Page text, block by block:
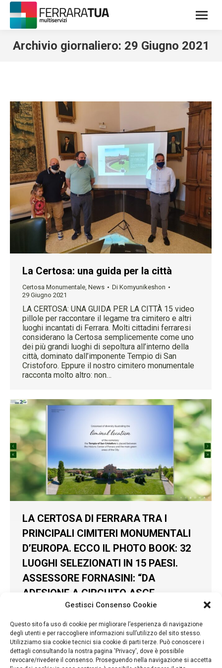
Gestisci Consenso Cookie
Questo sito fa uso di cookie per migliorare l’esperienza di navigazione
degli utenti e per raccogliere informazioni sull’utilizzo del sito stesso.
Utilizziamo sia cookie tecnici sia cookie di parti terze. Può conoscere i
dettagli consultando la nostra pagina 'Privacy', dove è possibile
revocare/rivedere il consenso. Proseguendo nella navigazione si accetta
Archivio giornaliero: 29 Giugno 2021
La Certosa: una guida per la città
Certosa Monumentale News Di Komyunikeshon
29 Giugno 2021
LA CERTOSA: UNA GUIDA PER LA CITTÀ 15 video
pillole per raccontare il legame tra cimitero e altri
luoghi incantati di Ferrara. Molti cittadini ferraresi
considerano la Certosa semplicemente come uno
dei più grandi luoghi di sepoltura all’interno della
città, dominato dall’imponente Tempio di San
Cristoforo. Eppure il nostro cimitero monumentale
racconta molto altro: non…
LA CERTOSA DI FERRARA TRA I
PRINCIPALI CIMITERI MONUMENTALI
D’EUROPA. ECCO IL PHOTO BOOK: 32
LUOGHI SELEZIONATI IN 15 PAESI.
ASSESSORE FORNASINI: “DA
ADESIONE A CIRCUITO ASCE
POTENZIALITÀ STRAORDINARIE”
Certosa Monumentale, News DiKomyunikeshon
29 Giugno 2021
LA CERTOSA DI FERRARA TRA I PRINCIPALI
CIMITERI MONUMENTALI D’EUROPA. ECCO IL
PHOTO BOOK: 32 LUOGHI SELEZIONATI IN 15